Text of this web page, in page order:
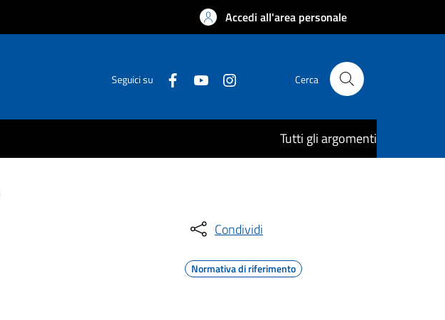
Accedi all'area personale
Seguici su Cerca
Tutti gli argomenti
Condividi
Normativa di riferimento